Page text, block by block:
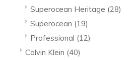
Superocean Heritage (28)
Superocean (19)
Professional (12)
Calvin Klein (40)